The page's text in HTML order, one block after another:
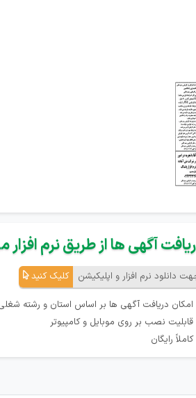
آگهی ها از طریق نرم افزار
دانلود نرم افزار و اپلیکیشن کلیک کنید
امکان دریافت آگهی ها بر اساس استان و رشته
قابلیت نصب بر روی موبایل و کامپیوتر
کاملاً رایگان